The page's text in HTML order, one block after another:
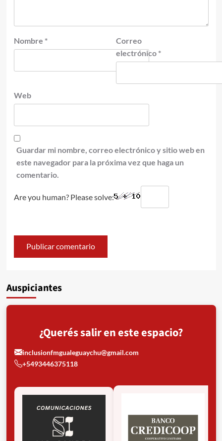
Nombre *
Correo
electrónico *
Web
Guardar mi nombre, correo electrónico y sitio web en
este navegador para la próxima vez que haga un
comentario.
Are you human? Please solve:
Auspiciantes
¿Querés salir en este espacio?
inclusionfmgualeguaychu@gmail.com
+5493446375118